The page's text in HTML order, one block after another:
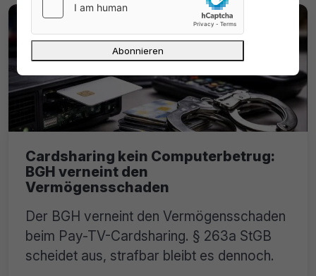
Cardsharing kein Computerbetrug:
BGH verneint den
Vermögensschaden
Der BGH verneint den Vermögensschaden
beim Pay-TV-Cardsharing. § 263a StGB
scheidet aus, strafbar bleibt es dennoch.